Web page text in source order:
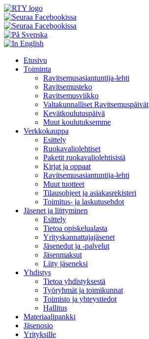
Skip
Etusivu
Toiminta
Ravitsemusasiantuntija-lehti
Ravitsemusteko
Ravitsemusviikko
Valtakunnalliset Ravitsemuspäivät
Kevätkoulutuspäivä
Muut koulutuksemme
Verkkokauppa
Esittely
Ruokavaliolehtiset
Paketit ruokavaliolehtisistä
Kirjat ja oppaat
Ravitsemusasiantuntija-lehti
Muut tuotteet
Tilausohjeet ja asiakasrekisteri
Toimitus- ja laskutusehdot
Jäsenet ja liittyminen
Esittely
Tietoa opiskelualasta
Yrityskannattajajäsenet
Jäsenedut ja -palvelut
Jäsenmaksut
Liity jäseneksi
Yhdistys
Tietoa yhdistyksestä
Työryhmät ja toimikunnat
Toimisto ja yhteystiedot
Hallitus
Materiaalipankki
Jäsenosio
Yrityksille